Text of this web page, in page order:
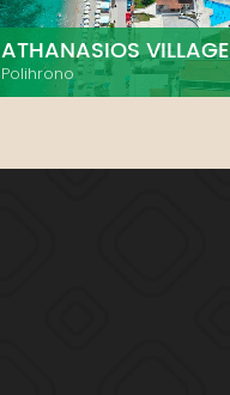
ATHANASIOS VILLAGE
Polihrono